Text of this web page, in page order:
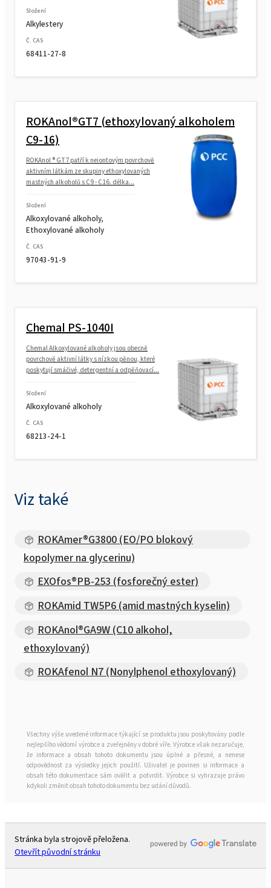
Složení
Alkylestery
Č. CAS
68411-27-8
ROKAnol®GT7 (ethoxylovaný alkoholem
C9-16)
ROKAnol ® GT7 patří k neiontovým povrchově
aktivním látkám ze skupiny ethoxylovaných
mastných alkoholů s C9 - C16. délka...
Složení
Alkoxylované alkoholy,
Ethoxylované alkoholy
Č. CAS
97043-91-9
Chemal PS-1040I
Chemal Alkoxylované alkoholy jsou obecně
povrchově aktivní látky s nízkou pěnou, které
poskytují smáčivé, detergentní a odpěňovací...
Složení
Alkoxylované alkoholy
Č. CAS
68213-24-1
Viz také
ROKAmer®G3800 (EO/PO blokový
kopolymer na glycerinu)
EXOfos®PB-253 (fosforečný ester)
ROKAmid TW5P6 (amid mastných kyselin)
ROKAnol®GA9W (C10 alkohol,
ethoxylovaný)
ROKAfenol N7 (Nonylphenol ethoxylovaný)
Všechny výše uvedené informace týkající se produktu jsou poskytovány podle
nejlepšího vědomí výrobce a zveřejněny v dobré víře. Výrobce však nezaručuje,
že informace a obsah tohoto dokumentu jsou úplné a přesné, a nenese
odpovědnost za výsledky jejich použití. Uživatel je povinen si informace a
obsah této dokumentace sám ověřit a potvrdit. Výrobce si vyhrazuje právo
kdykoli změnit obsah tohoto dokumentu bez udání důvodů.
Stránka byla strojově přeložena.
Otevřít původní stránku